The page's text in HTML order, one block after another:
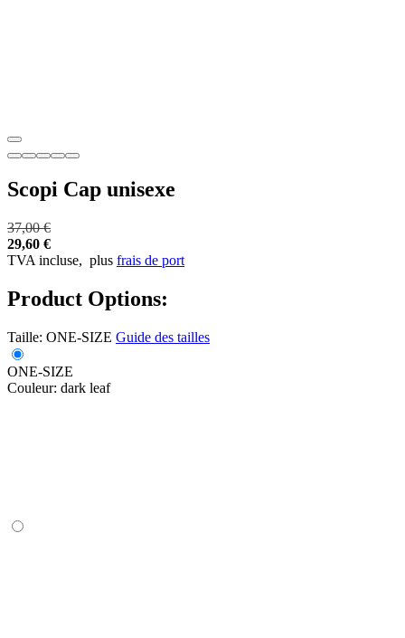
Scopi Cap unisexe
37,00 €
29,60 €
TVA incluse, plus frais de port
Product Options:
Taille: ONE-SIZE Guide des tailles
ONE-SIZE
Couleur: dark leaf